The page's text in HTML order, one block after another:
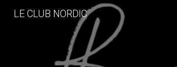
LE CLUB NORDIC